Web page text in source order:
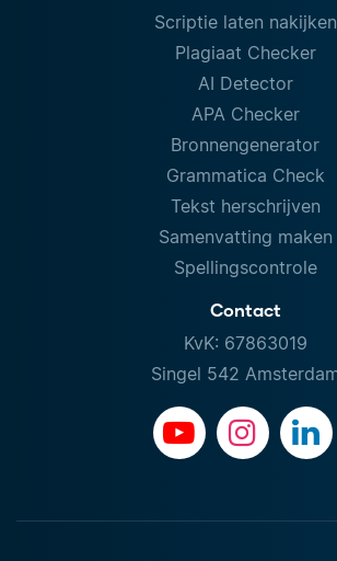
Scriptie laten nakijken
Plagiaat Checker
AI Detector
APA Checker
Bronnengenerator
Grammatica Check
Tekst herschrijven
Samenvatting maken
Spellingscontrole
Contact
KvK: 67863019
Singel 542